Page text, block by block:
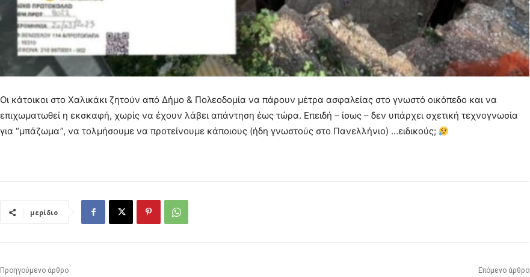
Οι κάτοικοι στο Χαλικάκι ζητούν από Δήμο & Πολεοδομία να πάρουν μέτρα ασφαλείας στο γνωστό οικόπεδο και να
επιχωματωθεί η εκσκαφή, χωρίς να έχουν λάβει απάντηση έως τώρα. Επειδή – ίσως – δεν υπάρχει σχετική τεχνογνωσία
για “μπάζωμα”, να τολμήσουμε να προτείνουμε κάποιους (ήδη γνωστούς στο Πανελλήνιο) …ειδικούς;
μερίδιο
Προηγούμενο άρθρο Επόμενο άρθρο